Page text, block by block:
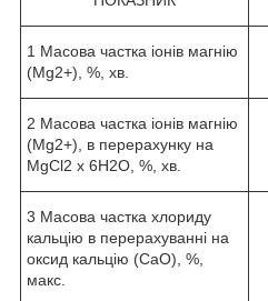
1 Масова частка іонів магнію
(Mg2+), %, хв.
2 Масова частка іонів магнію
(Mg2+), в перерахунку на
MgCl2 x 6H2O, %, хв.
3 Масова частка хлориду
кальцію в перерахуванні на
оксид кальцію (CaO), %,
макс.